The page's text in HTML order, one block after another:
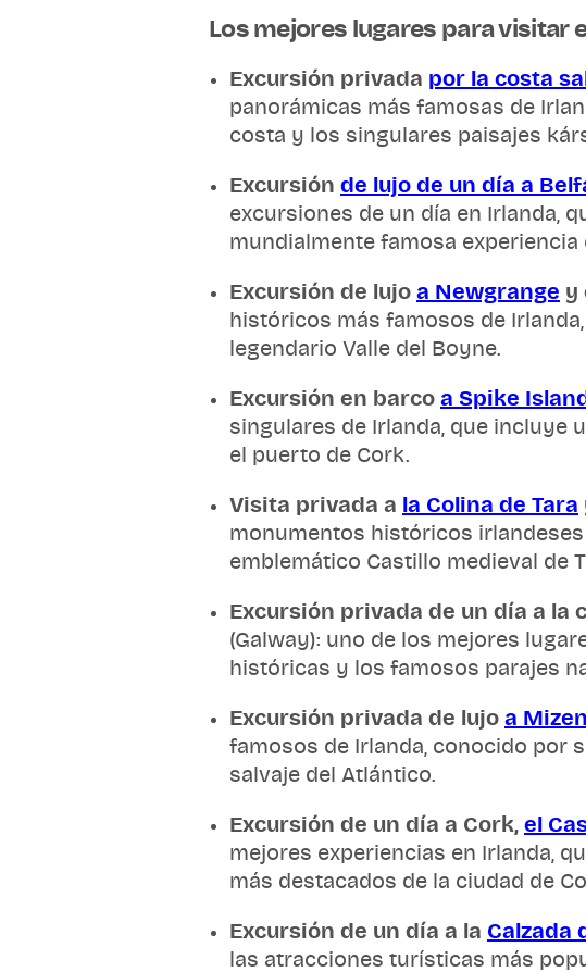
Los mejores lugares para visitar
Excursión privada por la costa
panorámicas más famosas de
costa y los singulares paisajes
Excursión de lujo de un día a
excursiones de un día en Irlanda,
mundialmente famosa experiencia
Excursión de lujo a Newgrange y
históricos más famosos de
legendario Valle del Boyne.
Excursión en barco a Spike Island
singulares de Irlanda, que incluye
el puerto de Cork.
Visita privada a la Colina de Tara
monumentos históricos irlandeses
emblemático Castillo medieval de
Excursión privada de un día a la
(Galway): uno de los mejores
históricas y los famosos parajes
Excursión privada de lujo a
famosos de Irlanda, conocido por
salvaje del Atlántico.
Excursión de un día a Cork, el
mejores experiencias en Irlanda,
más destacados de la ciudad de
Excursión de un día a la Calzada
las atracciones turísticas más